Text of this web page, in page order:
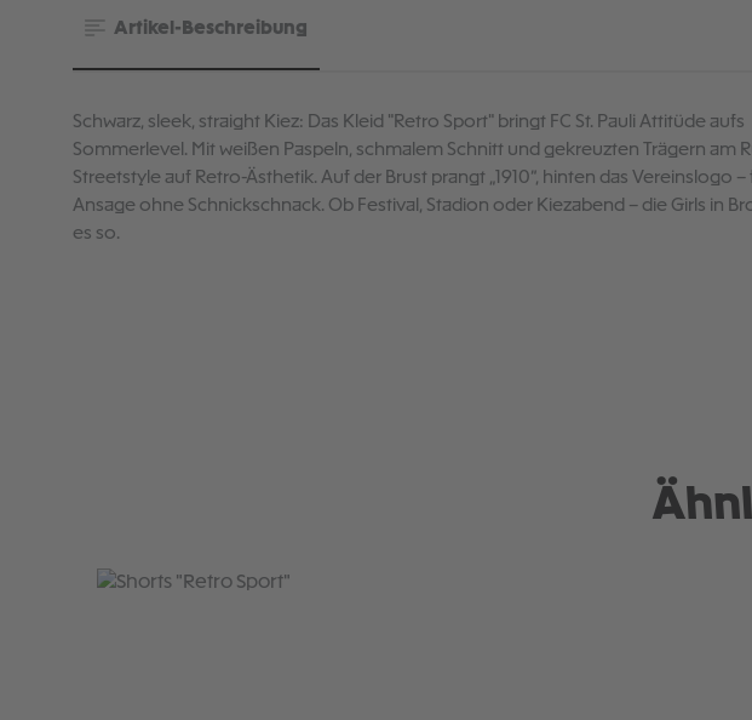
Artikel-Beschreibung
Schwarz, sleek, straight Kiez: Das Kleid "Retro Sport" bringt FC St. Pauli Attitüde aufs
Sommerlevel. Mit weißen Paspeln, schmalem Schnitt und gekreuzten Trägern am
Streetstyle auf Retro-Ästhetik. Auf der Brust prangt „1910“, hinten das Vereinslogo –
Ansage ohne Schnickschnack. Ob Festival, Stadion oder Kiezabend – die Girls in
es so.
Produktgalerie überspringen